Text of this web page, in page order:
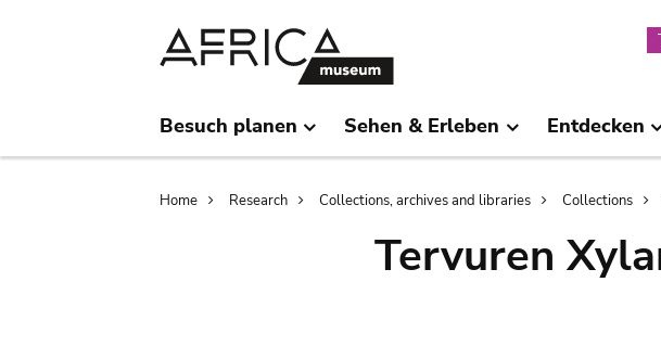
Besuch planen Sehen & Erleben Entdecken
Breadcrumb
Home Research Collections, archives and libraries Collections
Tervuren